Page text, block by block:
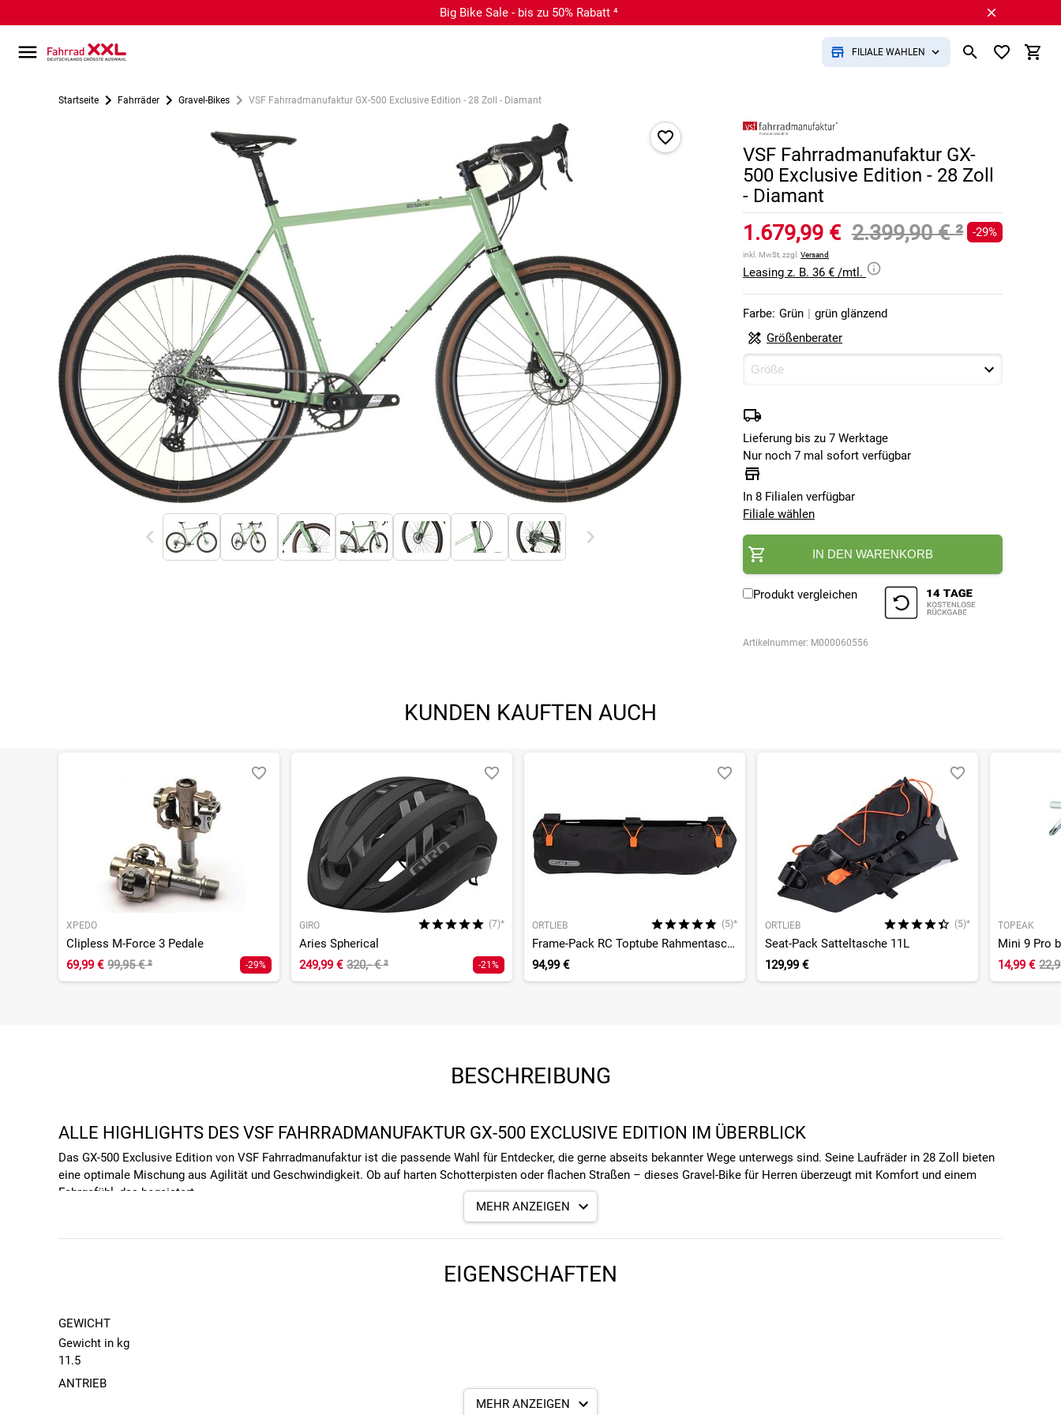
Big Bike Sale - bis zu 50% Rabatt ⁴
FILIALE WÄHLEN
Startseite Fahrräder Gravel-Bikes VSF Fahrradmanufaktur GX-500 Exclusive Edition - 28 Zoll - Diamant
VSF Fahrradmanufaktur GX-
500 Exclusive Edition - 28 Zoll
- Diamant
1.679,99 € 2.399,90 €²
inkl. MwSt, zzgl.Versand
-29%
Leasing z. B. 36 € /mtl.
Farbe: Grün | grün glänzend
Größenberater
Lieferung bis zu 7 Werktage
Nur noch 7 mal sofort verfügbar
In 8 Filialen verfügbar
Filiale wählen
IN DEN WARENKORB
Produkt vergleichen
Artikelnummer: M000060556
KUNDEN KAUFTEN AUCH
XPEDO
Clipless M-Force 3 Pedale
69,99 € 99,95 €² -29%
GIRO (7)*
Aries Spherical
249,99 € 320,- €² -21%
ORTLIEB (5)*
Frame-Pack RC Toptube Rahmentasche 4L
94,99 €
ORTLIEB (5)*
Seat-Pack Satteltasche 11L
129,99 €
TOPEAK
Mini 9 Pro
14,99 €
BESCHREIBUNG
ALLE HIGHLIGHTS DES VSF FAHRRADMANUFAKTUR GX-500 EXCLUSIVE EDITION IM ÜBERBLICK
Das GX-500 Exclusive Edition von VSF Fahrradmanufaktur ist die passende Wahl für Entdecker, die gerne abseits bekannter Wege unterwegs sind. Seine Laufräder in 28 Zoll bieten
eine optimale Mischung aus Agilität und Geschwindigkeit. Ob auf harten Schotterpisten oder flachen Straßen – dieses Gravel-Bike für Herren überzeugt mit Komfort und einem
Fahrgefühl, das begeistert.
WEITERE HIGHLIGHTS DES GX-500 EXCLUSIVE EDITION
Bremsen:
Besonders für Gravelbike-Fahrer, die sowohl auf Schotterwegen als auch auf Asphalt unterwegs sind, gewährleisten diese Bremsen ein sicheres Fahrgefühl und kurze
Rahmen:
Einsätze im Gravel-Bereich. Dieser Diamantrahmen sorgt für eine komfortable Fahrposition und ist besonders geeignet für Abenteurer, die auf unterschiedlichen Untergründen
MEHR ANZEIGEN
EIGENSCHAFTEN
GEWICHT
Gewicht in kg
11.5
ANTRIEB
MEHR ANZEIGEN